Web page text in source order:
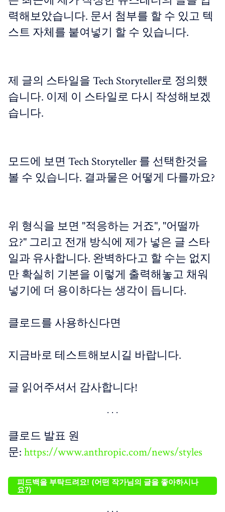
력해보았습니다. 문서 첨부를 할 수 있고 텍
스트 자체를 붙여넣기 할 수 있습니다.
제 글의 스타일을 Tech Storyteller로 정의했
습니다. 이제 이 스타일로 다시 작성해보겠
습니다.
모드에 보면 Tech Storyteller 를 선택한것을
볼 수 있습니다. 결과물은 어떻게 다를까요?
위 형식을 보면 "적응하는 거죠", "어떨까
요?" 그리고 전개 방식에 제가 넣은 글 스타
일과 유사합니다. 완벽하다고 할 수는 없지
만 확실히 기본을 이렇게 출력해놓고 채워
넣기에 더 용이하다는 생각이 듭니다.
클로드를 사용하신다면
지금바로 테스트해보시길 바랍니다.
글 읽어주셔서 감사합니다!
클로드 발표 원
문: https://www.anthropic.com/news/styles
피드백을 부탁드려요! (어떤 작가님의 글을 좋아하시나
요?)